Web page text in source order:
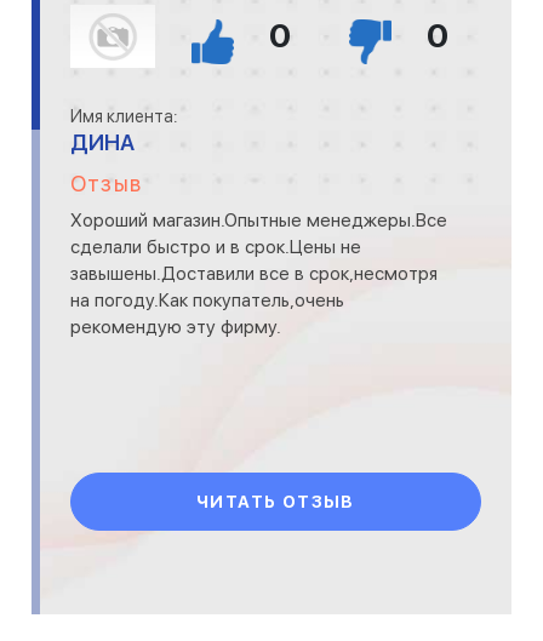
0 0
Имя клиента:
ДИНА
Отзыв
Хороший магазин.Опытные менеджеры.Все
сделали быстро и в срок.Цены не
завышены.Доставили все в срок,несмотря
на погоду.Как покупатель,очень
рекомендую эту фирму.
ЧИТАТЬ ОТЗЫВ